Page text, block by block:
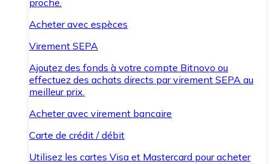
proche.
Acheter avec espèces
Virement SEPA
Ajoutez des fonds à votre compte Bitnovo ou
effectuez des achats directs par virement SEPA au
meilleur prix.
Acheter avec virement bancaire
Carte de crédit / débit
Utilisez les cartes Visa et Mastercard pour acheter